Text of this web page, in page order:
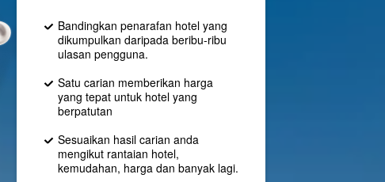
Bandingkan penarafan hotel yang
dikumpulkan daripada beribu-ribu
ulasan pengguna.
Satu carian memberikan harga
yang tepat untuk hotel yang
berpatutan
Sesuaikan hasil carian anda
mengikut rantaian hotel,
kemudahan, harga dan banyak lagi.